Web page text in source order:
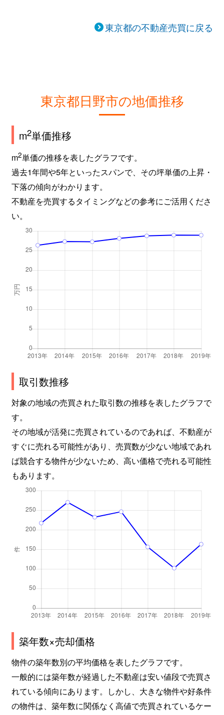
東京都の不動産売買に戻る
東京都日野市の地価推移
m2単価推移
m2単価の推移を表したグラフです。
過去1年間や5年といったスパンで、その坪単価の上昇・
下落の傾向がわかります。
不動産を売買するタイミングなどの参考にご活用くださ
い。
取引数推移
対象の地域の売買された取引数の推移を表したグラフで
す。
その地域が活発に売買されているのであれば、不動産が
すぐに売れる可能性があり、売買数が少ない地域であれ
ば競合する物件が少ないため、高い価格で売れる可能性
もあります。
築年数×売却価格
物件の築年数別の平均価格を表したグラフです。
一般的には築年数が経過した不動産は安い値段で売買さ
れている傾向にあります。しかし、大きな物件や好条件
の物件は、築年数に関係なく高値で売買されているケー